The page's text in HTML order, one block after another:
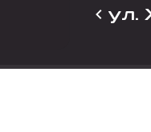
ул.